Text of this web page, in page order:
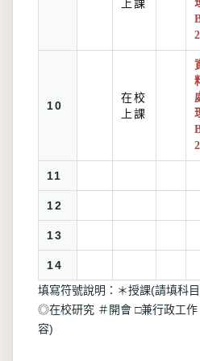
上課
10
在校
上課
11
12
13
14
填寫符號說明：＊授課(請填科
◎在校研究 ＃開會 □兼行政工
容)